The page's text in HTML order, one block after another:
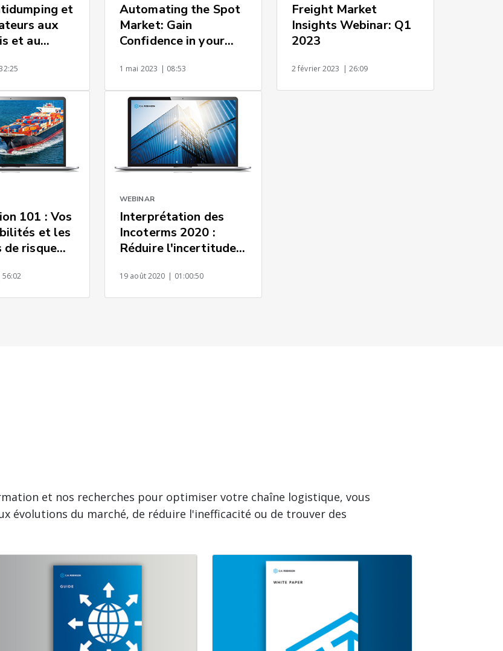
et
aux
et au
Automating the Spot
Market: Gain
Confidence in your
1 mai 2023 | 08:53
Freight Market
Insights Webinar: Q1
2023
2 février 2023 | 26:09
101 : Vos
et les
de risque
56:02
WEBINAR
Interprétation des
Incoterms 2020 :
Réduire l'incertitude
19 août 2020 | 01:00:50
et nos recherches pour optimiser votre chaîne logistique, vous
évolutions du marché, de réduire l'inefficacité ou de trouver des